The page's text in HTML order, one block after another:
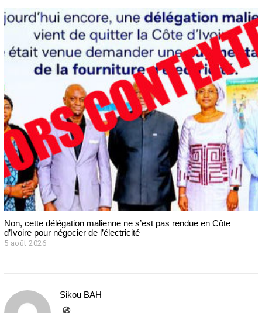
Non, cette délégation malienne ne s’est pas rendue en Côte
d’Ivoire pour négocier de l’électricité
5 août 2026
Sikou BAH